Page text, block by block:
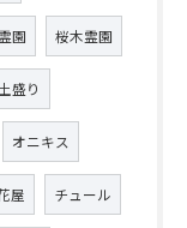
園 桜木霊園
土盛り
オニキス
屋 チュール